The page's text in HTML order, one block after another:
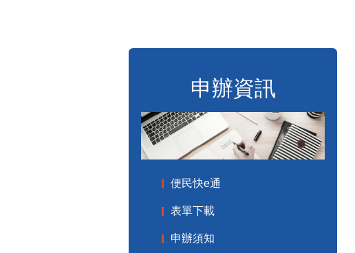
申辦資訊
便民快e通
表單下載
申辦須知